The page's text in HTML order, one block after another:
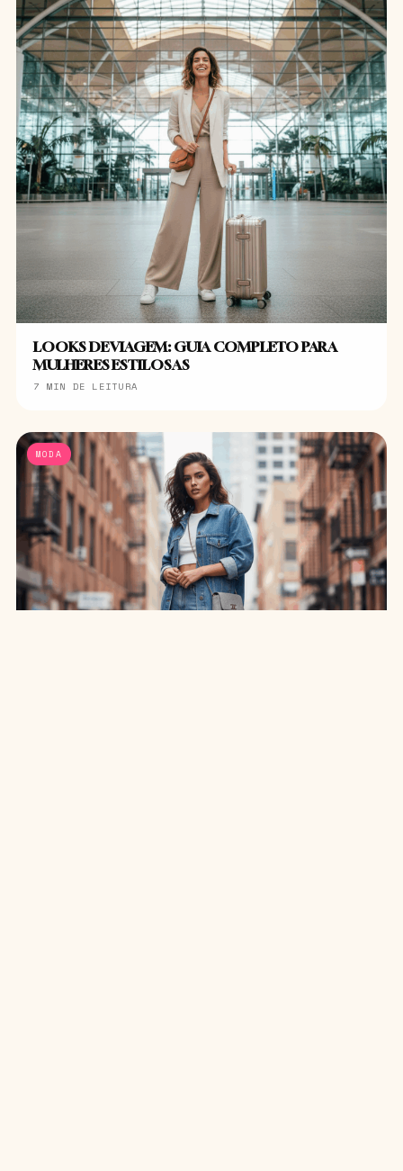
LOOKS DE VIAGEM: GUIA COMPLETO PARA
MULHERES ESTILOSAS
7 MIN DE LEITURA
MODA